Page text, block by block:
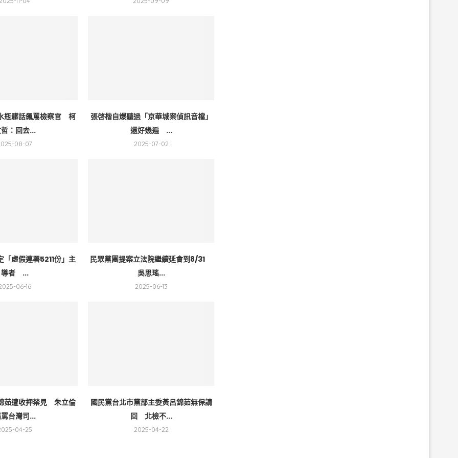
瓶髒話飆罵檢察官 柯
：回去...
08-07
張啓楷自爆聽過「京華城案偵訊音檔」
還好幾遍 ...
2025-07-02
「虛假連署5211份」主
導者 ...
06-16
民眾黨團提案立法院繼續延會到8/31
吳思瑤...
2025-06-13
茹遭收押禁見 朱立倫
台灣司...
04-25
國民黨台北市黨部主委黃呂錦茹無保請
回 北檢不...
2025-04-22